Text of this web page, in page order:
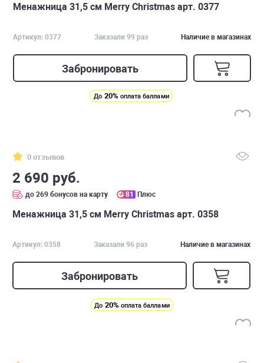
Менажница 31,5 см Merry Christmas арт. 0377
Артикул: 0377 Заказали 99 раз Наличие в магазинах
Забронировать
До 20% оплата баллами
0 отзывов
2 690 руб.
до 269 бонусов на карту 81 Плюс
Менажница 31,5 см Merry Christmas арт. 0358
Артикул: 0358 Заказали 96 раз Наличие в магазинах
Забронировать
До 20% оплата баллами